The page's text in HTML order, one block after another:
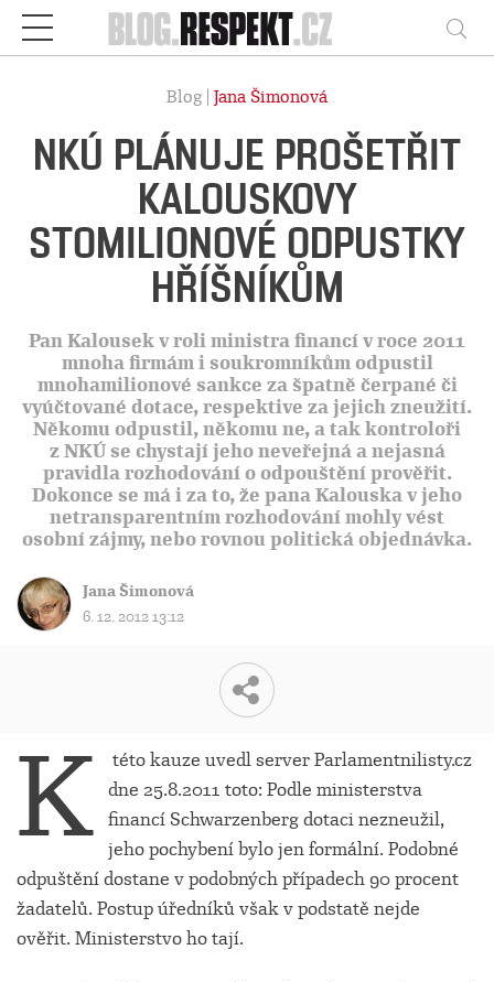
Respekt
Blog | Jana Šimonová
NKÚ PLÁNUJE PROŠETŘIT
KALOUSKOVY
STOMILIONOVÉ ODPUSTKY
HŘÍŠNÍKŮM
Pan Kalousek v roli ministra financí v roce 2011
mnoha firmám i soukromníkům odpustil
mnohamilionové sankce za špatně čerpané či
vyúčtované dotace, respektive za jejich zneužití.
Někomu odpustil, někomu ne, a tak kontroloři
z NKÚ se chystají jeho neveřejná a nejasná
pravidla rozhodování o odpouštění prověřit.
Dokonce se má i za to, že pana Kalouska v jeho
netransparentním rozhodování mohly vést
osobní zájmy, nebo rovnou politická objednávka.
Jana Šimonová
6. 12. 2012 13:12
K
této kauze uvedl server Parlamentnilisty.cz
dne 25.8.2011 toto: Podle ministerstva
financí Schwarzenberg dotaci nezneužil,
jeho pochybení bylo jen formální. Podobné
odpuštění dostane v podobných případech 90 procent
žadatelů. Postup úředníků však v podstatě nejde
ověřit. Ministerstvo ho tají.